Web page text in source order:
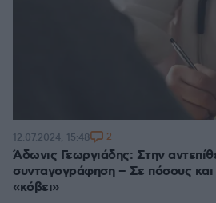
Άδωνις Γεωργιάδης: Στην
συνταγογράφηση – Σε πόσους και
«κόβει»
12.07.2024, 15:48 2